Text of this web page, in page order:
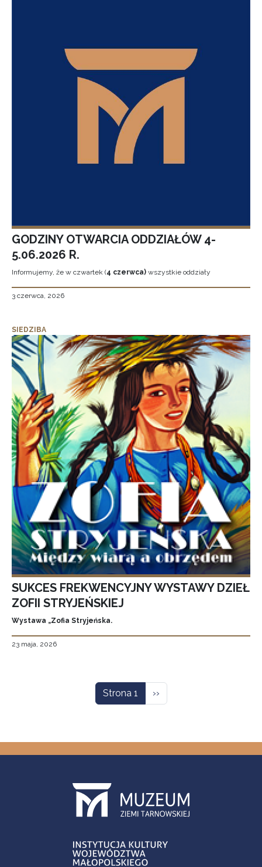
GODZINY OTWARCIA ODDZIAŁÓW 4-
5.06.2026 R.
Informujemy, że w czwartek (4 czerwca) wszystkie oddziały
3 czerwca, 2026
SIEDZIBA
SUKCES FREKWENCYJNY WYSTAWY DZIEŁ
ZOFII STRYJEŃSKIEJ
Wystawa „Zofia Stryjeńska.
23 maja, 2026
Strona 1 Następna strona
››